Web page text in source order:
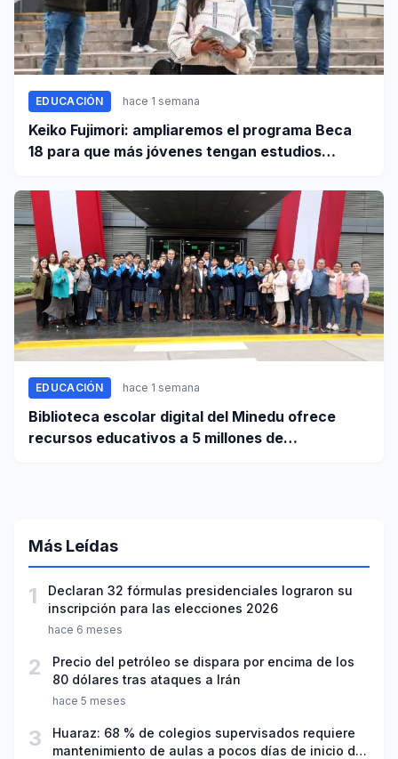
EDUCACIÓN hace 1 semana
Keiko Fujimori: ampliaremos el programa Beca
18 para que más jóvenes tengan estudios
EDUCACIÓN hace 1 semana
Biblioteca escolar digital del Minedu ofrece
recursos educativos a 5 millones de
Más Leídas
1
Declaran 32 fórmulas presidenciales lograron su
inscripción para las elecciones 2026
hace 6 meses
2
Precio del petróleo se dispara por encima de los
80 dólares tras ataques a Irán
hace 5 meses
3
Huaraz: 68 % de colegios supervisados requiere
mantenimiento de aulas a pocos días de inicio del